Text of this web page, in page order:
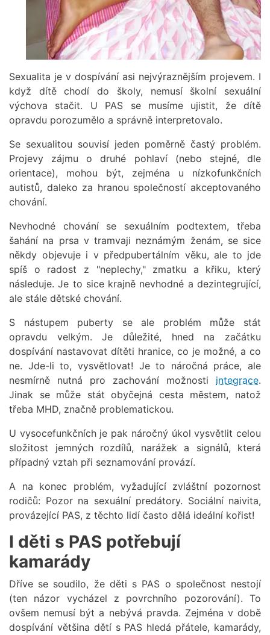
Sexualita je v dospívání asi nejvýraznějším projevem. I
když dítě chodí do školy, nemusí školní sexuální
výchova stačit. U PAS se musíme ujistit, že dítě
opravdu porozumělo a správně interpretovalo.
Se sexualitou souvisí jeden poměrně častý problém.
Projevy zájmu o druhé pohlaví (nebo stejné, dle
orientace), mohou být, zejména u nízkofunkčních
autistů, daleko za hranou společností akceptovaného
chování.
Nevhodné chování se sexuálním podtextem, třeba
šahání na prsa v tramvaji neznámým ženám, se sice
někdy objevuje i v předpubertálním věku, ale to jde
spíš o radost z "neplechy," zmatku a křiku, který
následuje. Je to sice krajně nevhodné a dezintegrující,
ale stále dětské chování.
S nástupem puberty se ale problém může stát
opravdu velkým. Je důležité, hned na začátku
dospívání nastavovat dítěti hranice, co je možné, a co
ne. Jde-li to, vysvětlovat! Je to náročná práce, ale
nesmírně nutná pro zachování možnosti integrace.
Jinak se může stát obyčejná cesta městem, natož
třeba MHD, značně problematickou.
U vysocefunkčních je pak náročný úkol vysvětlit celou
složitost jemných rozdílů, narážek a signálů, která
případný vztah při seznamování provází.
A na konec problém, vyžadující zvláštní pozornost
rodičů: Pozor na sexuální predátory. Sociální naivita,
provázející PAS, z těchto lidí často dělá ideální kořist!
I děti s PAS potřebují
kamarády
Dříve se soudilo, že děti s PAS o společnost nestojí
(ten názor vycházel z povrchního pozorování). To
ovšem nemusí být a nebývá pravda. Zejména v době
dospívání většina dětí s PAS hledá přátele, kamarády,